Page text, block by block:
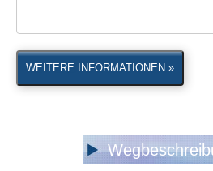
WEITERE INFORMATIONEN »